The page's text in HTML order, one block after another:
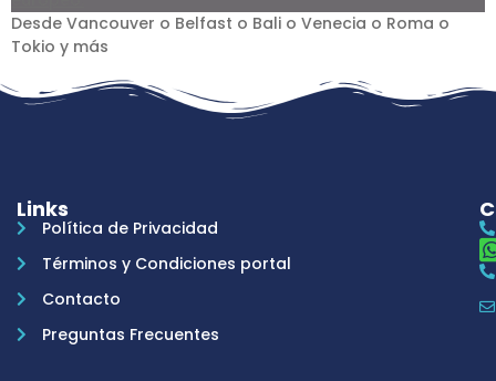
Desde Vancouver o Belfast o Bali o Venecia o Roma o
Tokio y más
Links
Política de Privacidad
Términos y Condiciones portal
Contacto
Preguntas Frecuentes